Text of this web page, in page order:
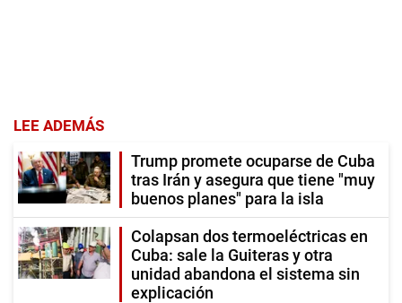
LEE ADEMÁS
Trump promete ocuparse de Cuba
tras Irán y asegura que tiene "muy
buenos planes" para la isla
Colapsan dos termoeléctricas en
Cuba: sale la Guiteras y otra
unidad abandona el sistema sin
explicación